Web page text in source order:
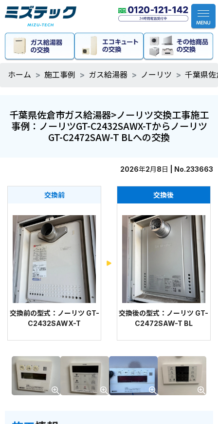
ホーム 施工事例 ガス給湯器 ノーリツ 千葉県
千葉県佐倉市ガス給湯器>ノーリツ交換工事施工
事例：ノーリツGT-C2432SAWX-Tからノーリツ
GT-C2472SAW-T BLへの交換
2026年2月8日 | No.233663
交換前
交換前の型式：ノーリツ GT-
C2432SAWX-T
交換後
交換後の型式：ノーリツ GT-
C2472SAW-T BL